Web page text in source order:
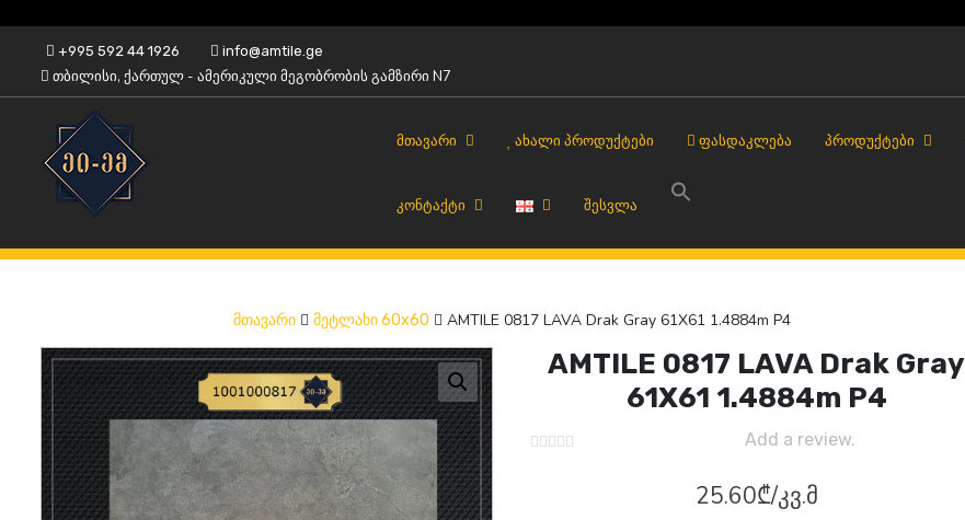
content
+995 592 44 1926 info@amtile.ge
თბილისი, ქართულ - ამერიკული მეგობრობის გამზირი N7
AMTile
ᲛᲗᲐᲕᲐᲠᲘ ᲐᲮᲐᲚᲘ ᲞᲠᲝᲓᲣᲥᲢᲔᲑᲘ ᲤᲐᲡᲓᲐᲙᲚᲔᲑᲐ ᲞᲠᲝᲓᲣᲥᲢᲔᲑᲘ
ᲙᲝᲜᲢᲐᲥᲢᲘ ᲨᲔᲡᲕᲚᲐ
მთავარი მეტლახი 60x60 AMTILE 0817 LAVA Drak Gray 61X61 1.4884m P4
AMTILE 0817 LAVA Drak Gray
61X61 1.4884m P4
Add a review.
25.60₾/კვ.მ